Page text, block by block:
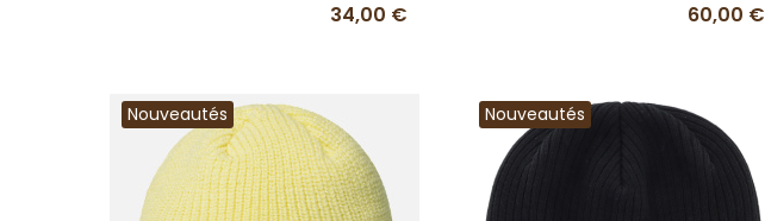
34,00 € 60,00 €
Nouveautés Nouveautés